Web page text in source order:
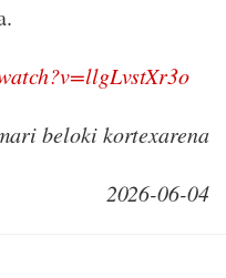
beloki kortexarena
2026-06-04